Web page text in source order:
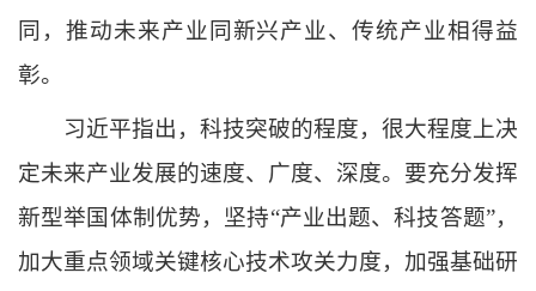
同，推动未来产业同新兴产业、传统产业相得益
彰。
习近平指出，科技突破的程度，很大程度上决
定未来产业发展的速度、广度、深度。要充分发挥
新型举国体制优势，坚持“产业出题、科技答题”，
加大重点领域关键核心技术攻关力度，加强基础研